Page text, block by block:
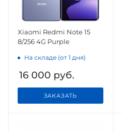
Xiaomi Redmi Note 15
8/256 4G Purple
На складе (от 1 дня)
16 000 руб.
ЗАКАЗАТЬ